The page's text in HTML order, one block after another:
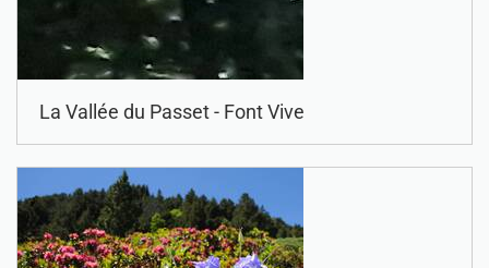
La Vallée du Passet - Font Vive